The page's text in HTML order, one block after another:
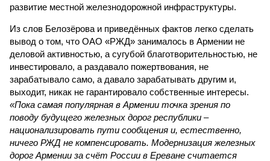
развитие местной железнодорожной инфраструктуры.
Из слов Белозёрова и приведённых фактов легко сделать
вывод о том, что ОАО «РЖД» занималось в Армении не
деловой активностью, а сугубой благотворительностью, не
инвестировало, а раздавало пожертвования, не
зарабатывало само, а давало зарабатывать другим и,
выходит, никак не гарантировало собственные интересы.
«Пока самая популярная в Армении точка зрения по
поводу будущего железных дорог рес­публики –
национализировать пути сообщения и, естественно,
ничего РЖД не компенсировать. Модернизация железных
дорог Армении за счёт России в Ереване считается